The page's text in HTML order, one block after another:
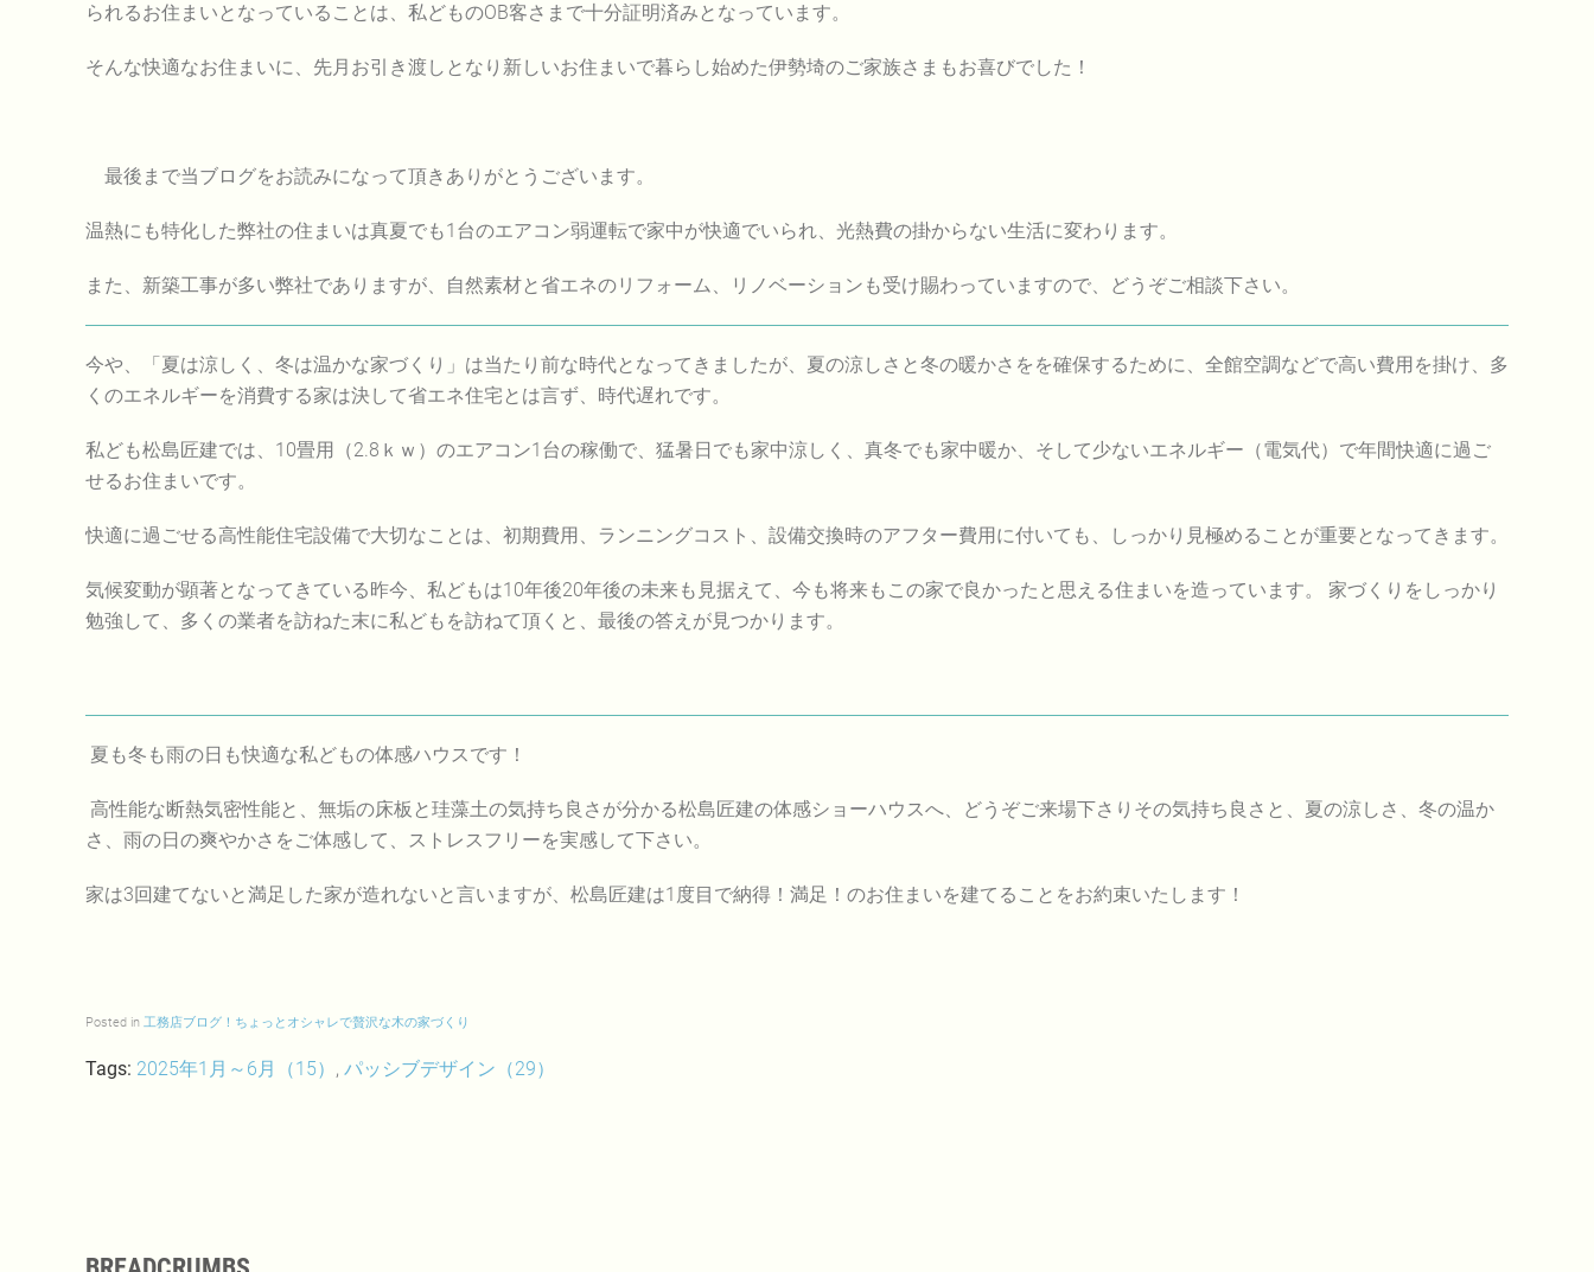
られるお住まいとなっていることは、私どものOB客さまで十分証明済みとなっています。
そんな快適なお住まいに、先月お引き渡しとなり新しいお住まいで暮らし始めた伊勢埼のご家族さまもお喜びでした！
最後まで当ブログをお読みになって頂きありがとうございます。
温熱にも特化した弊社の住まいは真夏でも1台のエアコン弱運転で家中が快適でいられ、光熱費の掛からない生活に変わります。
また、新築工事が多い弊社でありますが、自然素材と省エネのリフォーム、リノベーションも受け賜わっていますので、どうぞご相談下さい。
今や、「夏は涼しく、冬は温かな家づくり」は当たり前な時代となってきましたが、夏の涼しさと冬の暖かさをを確保するために、全館空調などで高い費用を掛け、多
くのエネルギーを消費する家は決して省エネ住宅とは言ず、時代遅れです。
私ども松島匠建では、10畳用（2.8ｋｗ）のエアコン1台の稼働で、猛暑日でも家中涼しく、真冬でも家中暖か、そして少ないエネルギー（電気代）で年間快適に過ご
せるお住まいです。
快適に過ごせる高性能住宅設備で大切なことは、初期費用、ランニングコスト、設備交換時のアフター費用に付いても、しっかり見極めることが重要となってきます。
気候変動が顕著となってきている昨今、私どもは10年後20年後の未来も見据えて、今も将来もこの家で良かったと思える住まいを造っています。 家づくりをしっかり
勉強して、多くの業者を訪ねた末に私どもを訪ねて頂くと、最後の答えが見つかります。
夏も冬も雨の日も快適な私どもの体感ハウスです！
高性能な断熱気密性能と、無垢の床板と珪藻土の気持ち良さが分かる松島匠建の体感ショーハウスへ、どうぞご来場下さりその気持ち良さと、夏の涼しさ、冬の温か
さ、雨の日の爽やかさをご体感して、ストレスフリーを実感して下さい。
家は3回建てないと満足した家が造れないと言いますが、松島匠建は1度目で納得！満足！のお住まいを建てることをお約束いたします！
Posted in 工務店ブログ！ちょっとオシャレで贅沢な木の家づくり
Tags: 2025年1月～6月（15） , パッシブデザイン（29）